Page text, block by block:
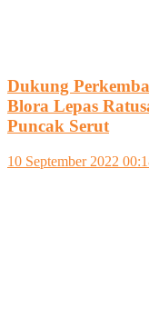
Dukung
Blora Lepas
Puncak Serut
10 September 2022